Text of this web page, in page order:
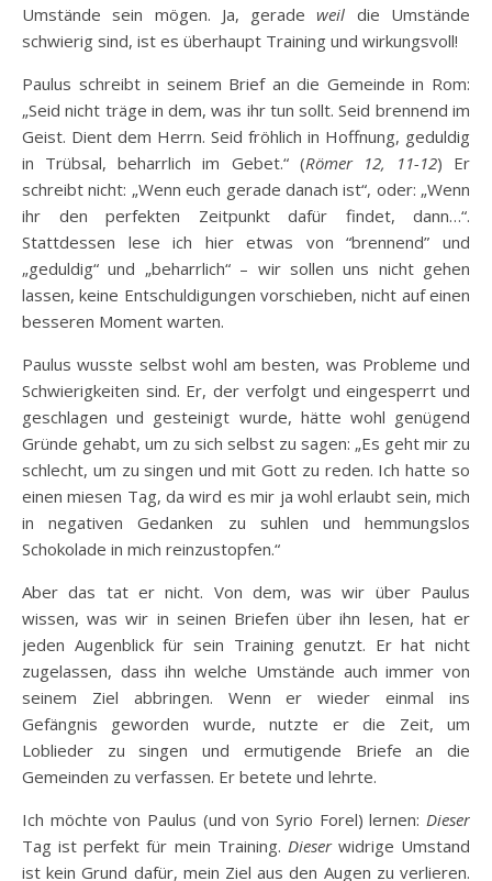
Umstände sein mögen. Ja, geradeweil die Umstände
schwierig sind, ist es überhaupt Training und wirkungsvoll!
Paulus schreibt in seinem Brief an die Gemeinde in Rom:
„Seid nicht träge in dem, was ihr tun sollt. Seid brennend im
Geist. Dient dem Herrn. Seid fröhlich in Hoffnung, geduldig
in Trübsal, beharrlich im Gebet.“ (Römer 12, 11-12) Er
schreibt nicht: „Wenn euch gerade danach ist“, oder: „Wenn
ihr den perfekten Zeitpunkt dafür findet, dann…“.
Stattdessen lese ich hier etwas von “brennend” und
„geduldig“ und „beharrlich“ – wir sollen uns nicht gehen
lassen, keine Entschuldigungen vorschieben, nicht auf einen
besseren Moment warten.
Paulus wusste selbst wohl am besten, was Probleme und
Schwierigkeiten sind. Er, der verfolgt und eingesperrt und
geschlagen und gesteinigt wurde, hätte wohl genügend
Gründe gehabt, um zu sich selbst zu sagen: „Es geht mir zu
schlecht, um zu singen und mit Gott zu reden. Ich hatte so
einen miesen Tag, da wird es mir ja wohl erlaubt sein, mich
in negativen Gedanken zu suhlen und hemmungslos
Schokolade in mich reinzustopfen.“
Aber das tat er nicht. Von dem, was wir über Paulus
wissen, was wir in seinen Briefen über ihn lesen, hat er
jeden Augenblick für sein Training genutzt. Er hat nicht
zugelassen, dass ihn welche Umstände auch immer von
seinem Ziel abbringen. Wenn er wieder einmal ins
Gefängnis geworden wurde, nutzte er die Zeit, um
Loblieder zu singen und ermutigende Briefe an die
Gemeinden zu verfassen. Er betete und lehrte.
Ich möchte von Paulus (und von Syrio Forel) lernen: Dieser
Tag ist perfekt für mein Training. Dieserwidrige Umstand
ist kein Grund dafür, mein Ziel aus den Augen zu verlieren.